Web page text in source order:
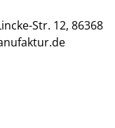
Str. 12, 86368